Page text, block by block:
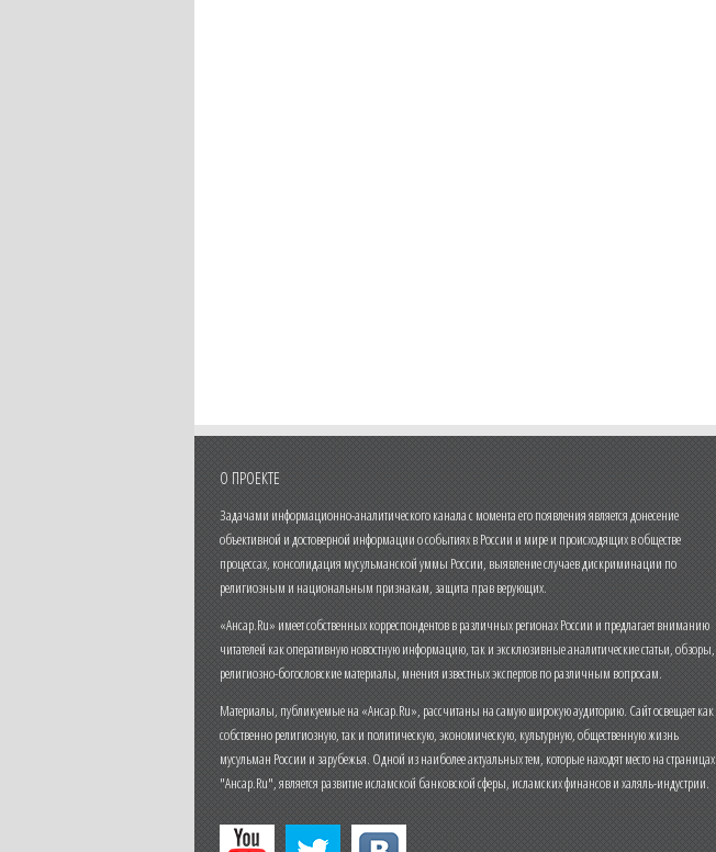
О ПРОЕКТЕ
Задачами информационно-аналитического канала с момента его появления является донесение
объективной и достоверной информации о событиях в России и мире и происходящих в обществе
процессах, консолидация мусульманской уммы России, выявление случаев дискриминации по
религиозным и национальным признакам, защита прав верующих.
«Ансар.Ru» имеет собственных корреспондентов в различных регионах России и предлагает вниманию
читателей как оперативную новостную информацию, так и эксклюзивные аналитические статьи, обзоры,
религиозно-богословские материалы, мнения известных экспертов по различным вопросам.
Материалы, публикуемые на «Ансар.Ru», рассчитаны на самую широкую аудиторию. Сайт освещает как
собственно религиозную, так и политическую, экономическую, культурную, общественную жизнь
мусульман России и зарубежья. Одной из наиболее актуальных тем, которые находят место на страницах
"Ансар.Ru", является развитие исламской банковской сферы, исламских финансов и халяль-индустрии.